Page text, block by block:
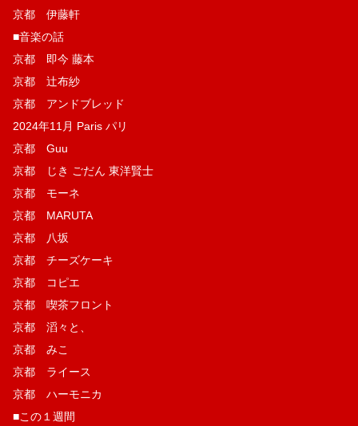
京都 伊藤軒
■音楽の話
京都 即今 藤本
京都 辻布紗
京都 アンドブレッド
2024年11月 Paris パリ
京都 Guu
京都 じき ごだん 東洋賢士
京都 モーネ
京都 MARUTA
京都 八坂
京都 チーズケーキ
京都 コピエ
京都 喫茶フロント
京都 滔々と、
京都 みこ
京都 ライース
京都 ハーモニカ
■この１週間